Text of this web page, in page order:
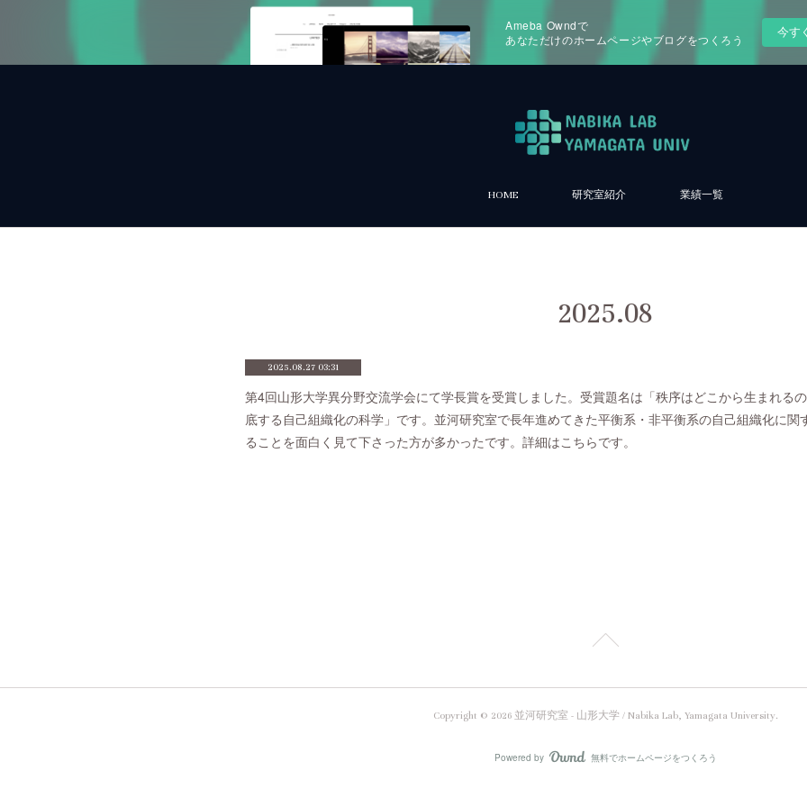
Ameba Owndで
あなただけのホームページやブログをつくろう
今す
HOME 研究室紹介 業績一覧
2025.08
2025.08.27 03:31
第4回山形大学異分野交流学会にて学長賞を受賞しました。受賞題名は「秩序はどこから生まれる
底する自己組織化の科学」です。並河研究室で長年進めてきた平衡系・非平衡系の自己組織化に関
ることを面白く見て下さった方が多かったです。詳細はこちらです。
Copyright © 2026 並河研究室 - 山形大学 / Nabika Lab, Yamagata University.
Powered by AmebaOwnd
無料でホームページをつくろう